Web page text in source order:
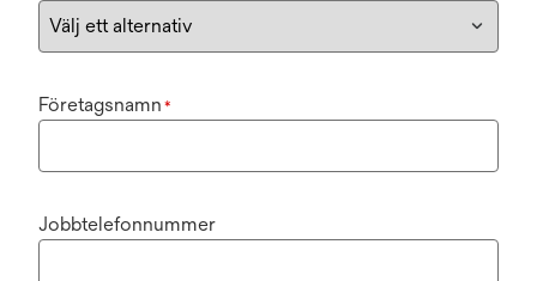
Företagsnamn *
Jobbtelefonnummer